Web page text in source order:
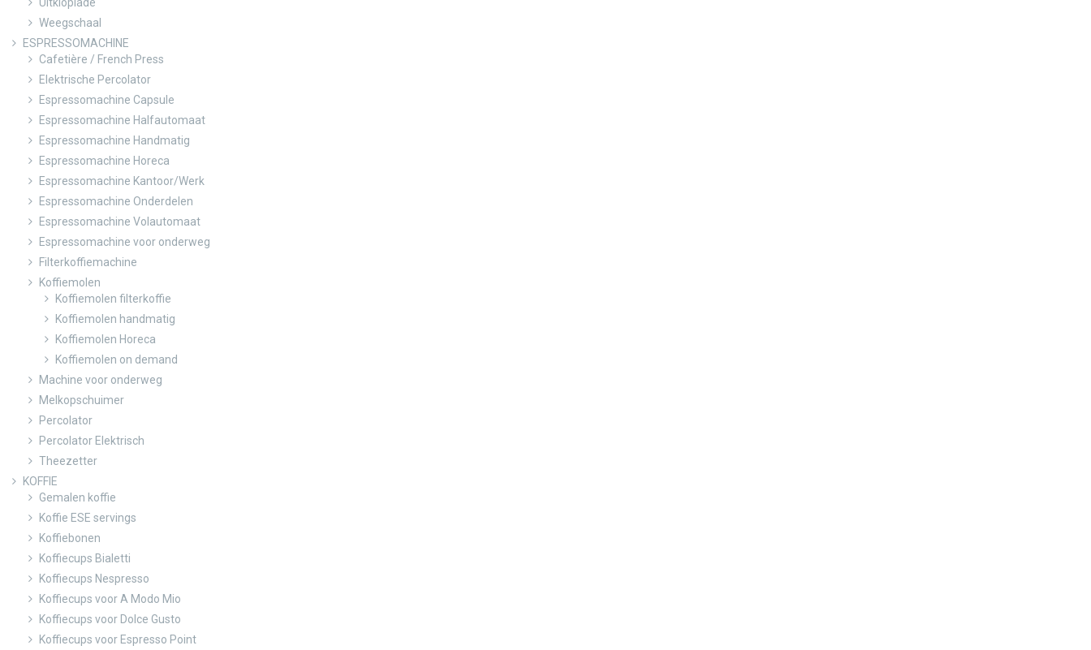
Weegschaal
ESPRESSOMACHINE
Cafetière / French Press
Elektrische Percolator
Espressomachine Capsule
Espressomachine Halfautomaat
Espressomachine Handmatig
Espressomachine Horeca
Espressomachine Kantoor/Werk
Espressomachine Onderdelen
Espressomachine Volautomaat
Espressomachine voor onderweg
Filterkoffiemachine
Koffiemolen
Koffiemolen filterkoffie
Koffiemolen handmatig
Koffiemolen Horeca
Koffiemolen on demand
Machine voor onderweg
Melkopschuimer
Percolator
Percolator Elektrisch
Theezetter
KOFFIE
Gemalen koffie
Koffie ESE servings
Koffiebonen
Koffiecups Bialetti
Koffiecups Nespresso
Koffiecups voor A Modo Mio
Koffiecups voor Dolce Gusto
Koffiecups voor Espresso Point